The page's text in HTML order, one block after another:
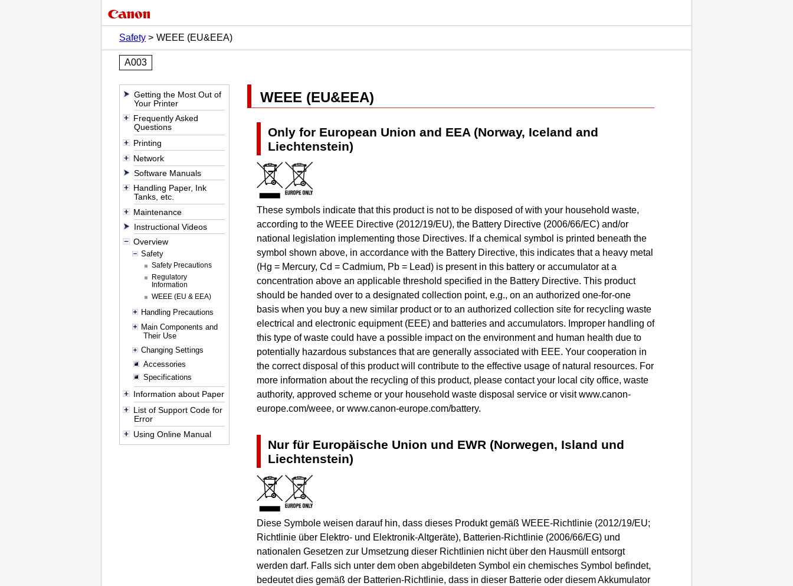
Safety WEEE (EU&EEA)
A003
Getting the Most Out of
Your Printer
Frequently Asked
Questions
Printing
Network
Software Manuals
Handling Paper, Ink
Tanks, etc.
Maintenance
Instructional Videos
Overview
Safety
Safety Precautions
Regulatory
Information
WEEE (EU & EEA)
Handling Precautions
Main Components and
Their Use
Changing Settings
Accessories
Specifications
Information about Paper
List of Support Code for
Error
Using Online Manual
WEEE (EU&EEA)
Only for European Union and EEA (Norway, Iceland and
Liechtenstein)
These symbols indicate that this product is not to be disposed of with your household waste,
according to the WEEE Directive (2012/19/EU), the Battery Directive (2006/66/EC) and/or
national legislation implementing those Directives. If a chemical symbol is printed beneath the
symbol shown above, in accordance with the Battery Directive, this indicates that a heavy metal
(Hg = Mercury, Cd = Cadmium, Pb = Lead) is present in this battery or accumulator at a
concentration above an applicable threshold specified in the Battery Directive. This product
should be handed over to a designated collection point, e.g., on an authorized one-for-one
basis when you buy a new similar product or to an authorized collection site for recycling waste
electrical and electronic equipment (EEE) and batteries and accumulators. Improper handling of
this type of waste could have a possible impact on the environment and human health due to
potentially hazardous substances that are generally associated with EEE. Your cooperation in
the correct disposal of this product will contribute to the effective usage of natural resources. For
more information about the recycling of this product, please contact your local city office, waste
authority, approved scheme or your household waste disposal service or visit www.canon-
europe.com/weee, or www.canon-europe.com/battery.
Nur für Europäische Union und EWR (Norwegen, Island und
Liechtenstein)
Diese Symbole weisen darauf hin, dass dieses Produkt gemäß WEEE-Richtlinie (2012/19/EU;
Richtlinie über Elektro- und Elektronik-Altgeräte), Batterien-Richtlinie (2006/66/EG) und
nationalen Gesetzen zur Umsetzung dieser Richtlinien nicht über den Hausmüll entsorgt
werden darf. Falls sich unter dem oben abgebildeten Symbol ein chemisches Symbol befindet,
bedeutet dies gemäß der Batterien-Richtlinie, dass in dieser Batterie oder diesem Akkumulator